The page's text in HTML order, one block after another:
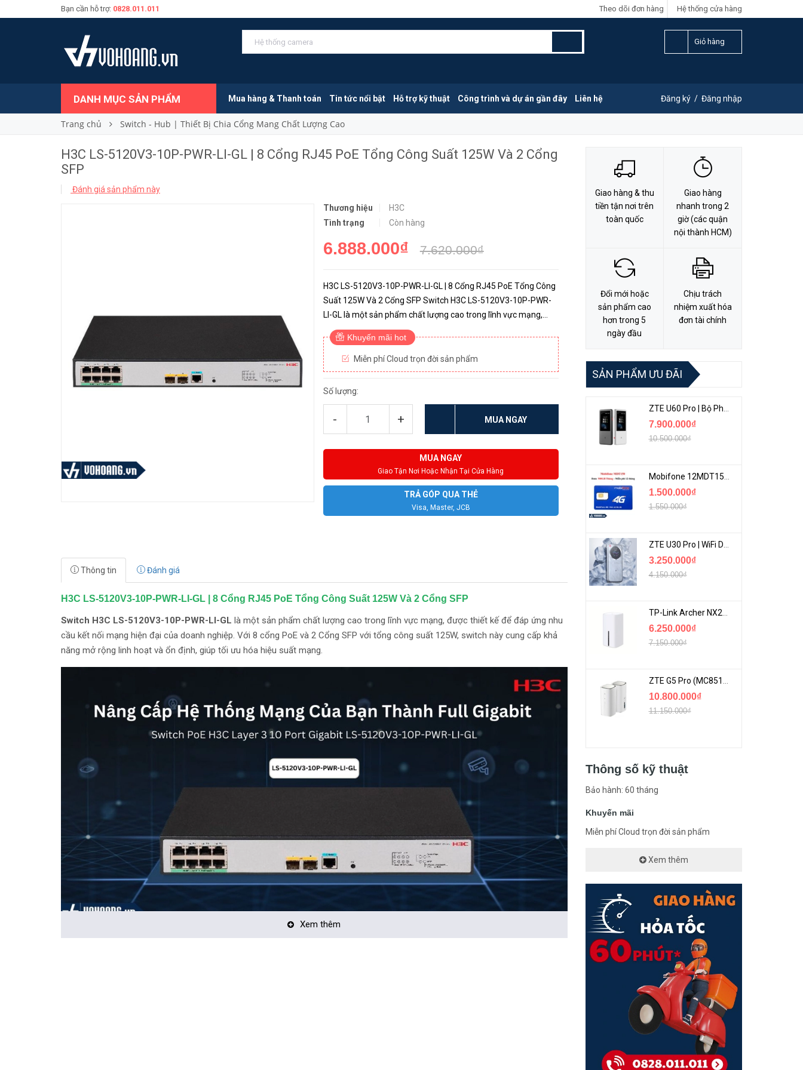
Bạn cần hỗ trợ: 0828.011.011 Hệ thống cửa hàng
Theo dõi đơn hàng
Giỏ hàng
DANH MỤC SẢN PHẨM Mua hàng & Thanh toán Tin tức nổi bật Hỗ trợ kỹ thuật Công trình và dự án gần đây Liên hệ Đăng ký / Đăng nhập
Trang chủ Switch - Hub | Thiết Bị Chia Cổng Mang Chất Lượng Cao
H3C LS-5120V3-10P-PWR-LI-GL | 8 Cổng RJ45 PoE Tổng Công Suất 125W Và 2 Cổng
SFP
Đánh giá sản phẩm này
Thương hiệu
H3C
Tình trạng
Còn hàng
6.888.000₫ 7.620.000₫
H3C LS-5120V3-10P-PWR-LI-GL | 8 Cổng RJ45 PoE Tổng Công
Suất 125W Và 2 Cổng SFP Switch H3C LS-5120V3-10P-PWR-
LI-GL là một sản phẩm chất lượng cao trong lĩnh vực mạng,
được thiết kế để đáp ứng nhu cầu kết nối mạng hiện đại của
doanh nghiệ...
Khuyến mãi hot
Miễn phí Cloud trọn đời sản phẩm
Số lượng:
- + MUA NGAY
MUA NGAY
Giao Tận Nơi Hoặc Nhận Tại Cửa Hàng
TRẢ GÓP QUA THẺ
Visa, Master, JCB
MUA NGAY LIÊN HỆ ĐẶT HÀNG
Thông tin Đánh giá
H3C LS-5120V3-10P-PWR-LI-GL | 8 Cổng RJ45 PoE Tổng Công Suất 125W Và 2 Cổng SFP
Switch H3C LS-5120V3-10P-PWR-LI-GL là một sản phẩm chất lượng cao trong lĩnh vực mạng, được thiết kế để đáp ứng nhu
cầu kết nối mạng hiện đại của doanh nghiệp. Với 8 cổng PoE và 2 Cổng SFP với tổng công suất 125W, switch này cung cấp khả
năng mở rộng linh hoạt và ổn định, giúp tối ưu hóa hiệu suất mạng.
Đặc Điểm Nổi Bật Của Sản Phẩm:
Xem thêm
Giao hàng & thu
tiền tận nơi trên
toàn quốc
Giao hàng
nhanh trong 2
giờ (các quận
nội thành HCM)
Đổi mới hoặc
sản phẩm cao
hơn trong 5
ngày đầu
Chịu trách
nhiệm xuất hóa
đơn tài chính
SẢN PHẨM ƯU ĐÃI
ZTE U60 Pro | Bộ Phát 5G Cầm Tay Tích Hợp Công Nghệ WiFi 7, Pin 10000mAh
7.900.000₫
10.500.000₫
Mobifone 12MDT150 | Sim Chuyên 4G Mobifone Dung Lượng Cao 500GB/Tháng Gói 1 Năm
1.500.000₫
1.550.000₫
ZTE U30 Pro | WiFi Di Động 5G Tốc Độ Lên Đến 500Mbps, Màn Hình Cảm Ứng
3.250.000₫
4.150.000₫
TP-Link Archer NX200 | Bộ Phát WiFi Dùng Sim 5G Tốc Độ Cao Mới FullBox
6.250.000₫
7.150.000₫
ZTE G5 Pro (MC8512) | Router 5G WiFi7 Be7200 Hỗ Trợ Băng Tần 6Ghz Cực Mạnh
10.800.000₫
11.150.000₫
Thông số kỹ thuật
Bảo hành: 60 tháng
Khuyến mãi
Miễn phí Cloud trọn đời sản phẩm
Xem thêm